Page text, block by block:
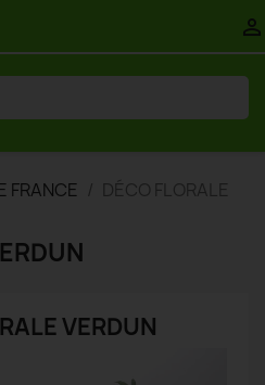

FRANCE
DÉCO FLORALE
VERDUN